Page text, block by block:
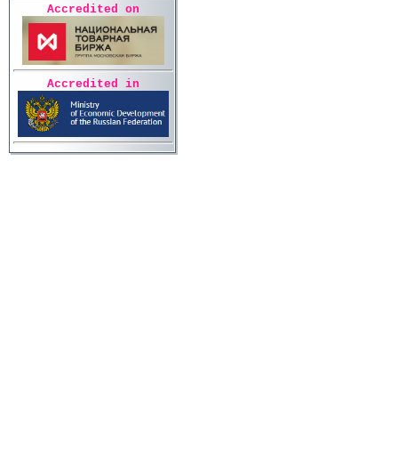
Accredited on
Accredited in